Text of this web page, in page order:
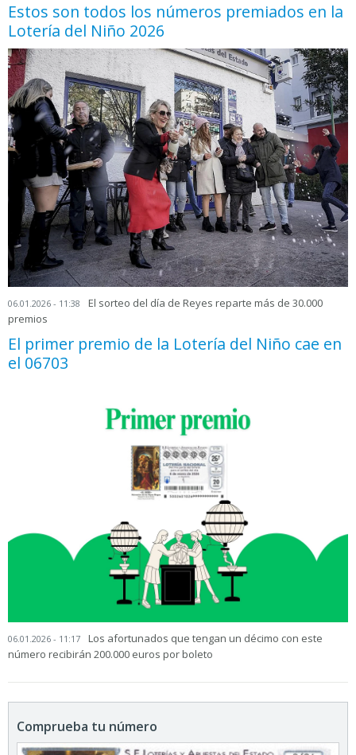
Estos son todos los números premiados en la
Lotería del Niño 2026
06.01.2026 - 11:38
El sorteo del día de Reyes reparte más de 30.000
premios
El primer premio de la Lotería del Niño cae en
el 06703
06.01.2026 - 11:17
Los afortunados que tengan un décimo con este
número recibirán 200.000 euros por boleto
Comprueba tu número